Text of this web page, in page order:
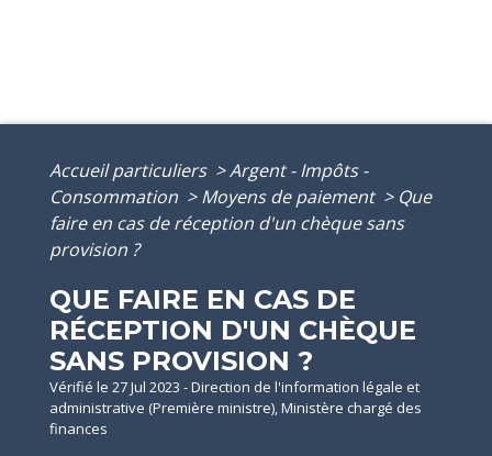
Accueil particuliers >Argent - Impôts -
Consommation > Moyens de paiement > Que
faire en cas de réception d'un chèque sans
provision ?
QUE FAIRE EN CAS DE
RÉCEPTION D'UN CHÈQUE
SANS PROVISION ?
Vérifié le 27 Jul 2023 - Direction de l'information légale et
administrative (Première ministre), Ministère chargé des
finances